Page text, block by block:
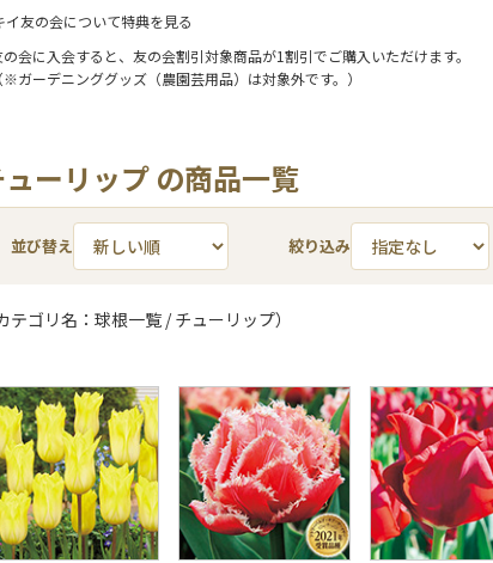
イ友の会について特典を見る
の会に入会すると、友の会割引対象商品が1割引でご購入いただけます。
（※ガーデニンググッズ（農園芸用品）は対象外です。）
ューリップ の商品一覧
並び替え 絞り込み
カテゴリ名：球根一覧 / チューリップ）